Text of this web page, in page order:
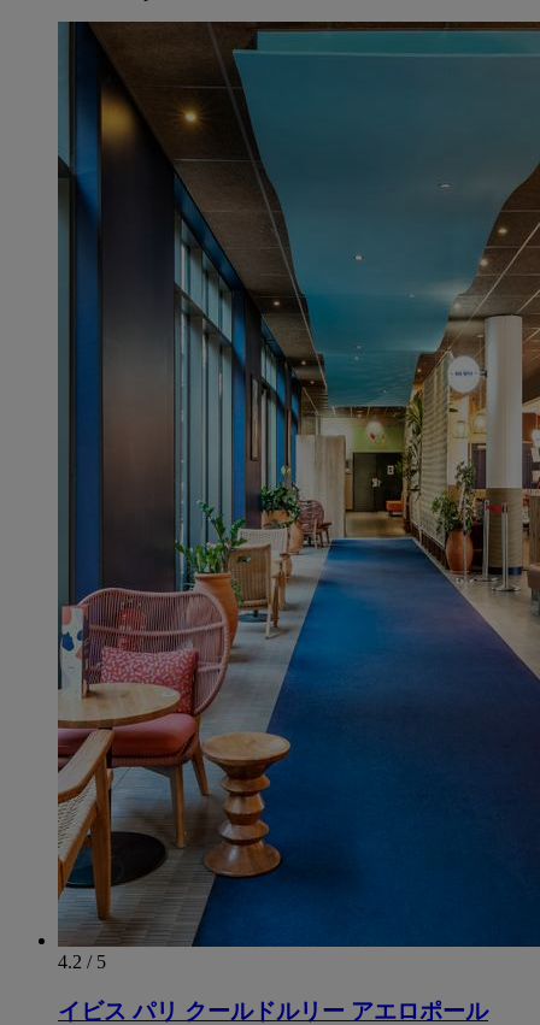
4.2 / 5
イビス パリ クールドルリー アエロポール